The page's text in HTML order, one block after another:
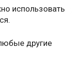
использовать
другие